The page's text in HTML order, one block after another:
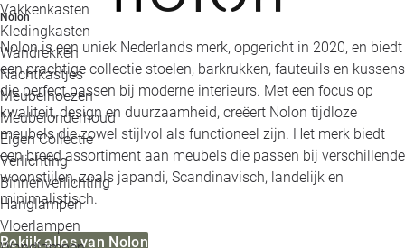
Vakkenkasten
Kledingkasten
Wandrekken
Nachtkastjes
Meubelhoezen
Meubelonderhoud
Eigen Collectie
Verlichting
Binnenverlichting
Hanglampen
Vloerlampen
Nolon
Nolon is een uniek Nederlands merk, opgericht in 2020, en biedt
een prachtige collectie stoelen, barkrukken, fauteuils en kussens
die perfect passen bij moderne interieurs. Met een focus op
kwaliteit, design en duurzaamheid, creëert Nolon tijdloze
meubels die zowel stijlvol als functioneel zijn. Het merk biedt
een breed assortiment aan meubels die passen bij verschillende
woonstijlen, zoals japandi, Scandinavisch, landelijk en
minimalistisch.
Bekijk alles van Nolon